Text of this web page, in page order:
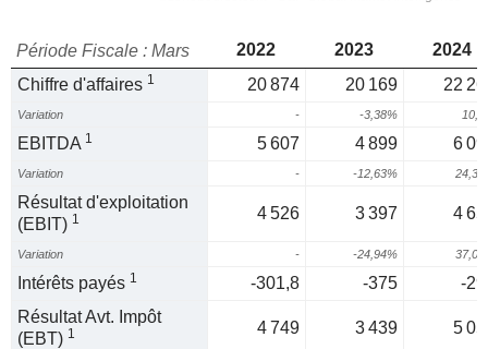
Période Fiscale : Mars 2022 2023
2024
Chiffre d'affaires 1 20 874 20 169 22
Variation - -3,38%
EBITDA 1 5 607 4 899 6
Variation - -12,63%
Résultat d'exploitation
(EBIT) 1 4 526 3 397 4
Variation - -24,94%
Intérêts payés 1 -301,8 -375
-
Résultat Avt. Impôt
(EBT) 1 4 749 3 439 5